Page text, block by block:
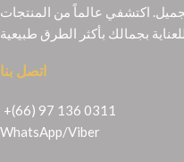
اكتشفي عالماً من المنتجات
اتصل بنا
+(66) 97 136 0311
WhatsApp/Viber